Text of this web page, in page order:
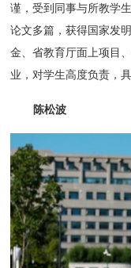
谨，受到同事与所教学
论文多篇，获得国家发
金、省教育厅面上项目
业，对学生高度负责，
陈松波